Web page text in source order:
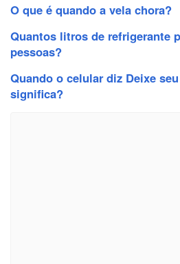
O que é quando a vela chora?
Quantos litros de refrigerante
pessoas?
Quando o celular diz Deixe
significa?